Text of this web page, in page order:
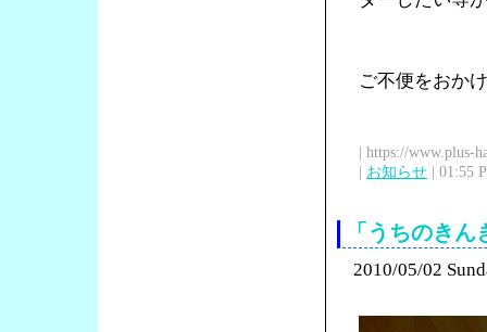
ご不便をおか
| https://www.plus-
| お知らせ | 01:55
「うちのき
2010/05/02